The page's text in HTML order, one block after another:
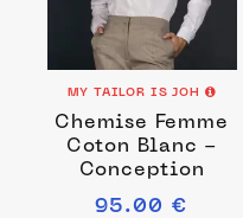
MY TAILOR IS JOH
Chemise Femme
Coton Blanc -
Conception
95.00 €